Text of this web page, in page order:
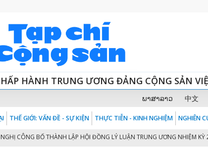
HÀNH TRUNG ƯƠNG ĐẢNG CỘNG SẢN
ພາສາລາວ 中文
THẾ GIỚI: VẤN ĐỀ - SỰ KIỆN THỰC TIỄN - KINH NGHIỆM NGHIÊN
CÔNG BỐ THÀNH LẬP HỘI ĐỒNG LÝ LUẬN TRUNG ƯƠNG NHIỆM KỲ 2026